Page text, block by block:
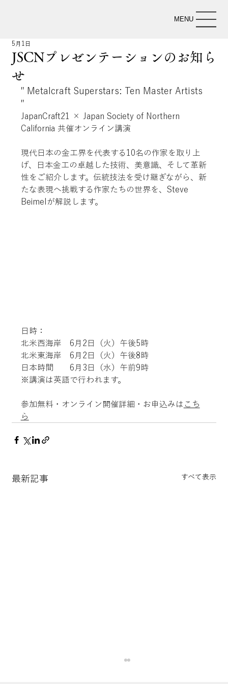
MENU
JSCNプレゼンテーションのお知ら
せ
5月1日
" Metalcraft Superstars: Ten Master Artists
"
JapanCraft21 × Japan Society of Northern
California 共催オンライン講演
現代日本の金工界を代表する10名の作家を取り上
げ、日本金工の卓越した技術、美意識、そして革新
性をご紹介します。伝統技法を受け継ぎながら、新
たな表現へ挑戦する作家たちの世界を、Steve
Beimelが解説します。
日時：
北米西海岸　6月2日（火）午後5時
北米東海岸　6月2日（火）午後8時
日本時間　　6月3日（水）午前9時
※講演は英語で行われます。
参加無料・オンライン開催詳細・お申込みは こち
ら
最新記事 すべて表示